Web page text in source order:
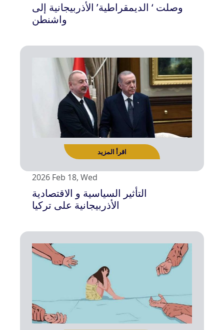
اقرأ المزيد
وصلت ‘ الديمقراطية’ الأذربيجانية إلى
واشنطن
2026 Feb 18, Wed
التأثير السياسية و الاقتصادية
الأذربيجانية على تركيا